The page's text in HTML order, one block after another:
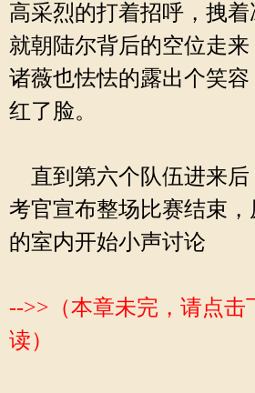
高采烈的打着招呼，拽
就朝陆尔背后的空位走
诸薇也怯怯的露出个笑
红了脸。
直到第六个队伍进来后
考官宣布整场比赛结束
的室内开始小声讨论
-->>（本章未完，请点击
读）